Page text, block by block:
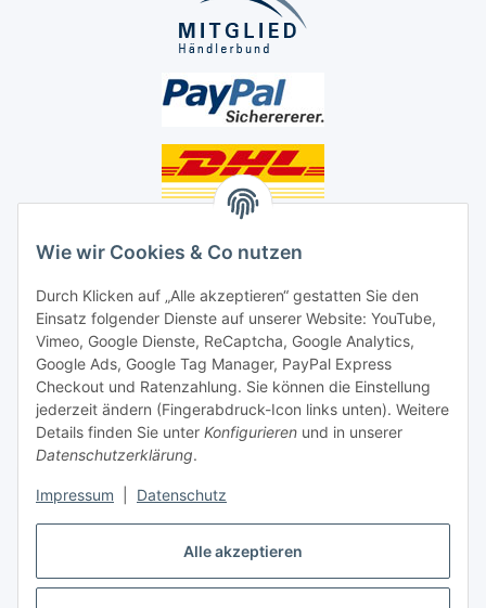
Alle akzeptieren
Wie wir Cookies & Co nutzen
Durch Klicken auf „Alle akzeptieren“ gestatten Sie den
Einsatz folgender Dienste auf unserer Website: YouTube,
Vimeo, Google Dienste, ReCaptcha, Google Analytics,
Google Ads, Google Tag Manager, PayPal Express
Checkout und Ratenzahlung. Sie können die Einstellung
jederzeit ändern (Fingerabdruck-Icon links unten). Weitere
Details finden Sie unter Konfigurieren und in unserer
Datenschutzerklärung.
Impressum Datenschutz
Social Media
Unsere Dienstleistungen
Lampenreparatur
Lichtservice für Senioren
Vertrag widerrufen